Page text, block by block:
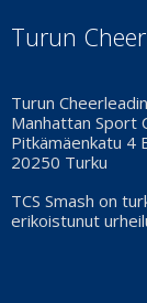
Turun
Turun
Manhattan Sport
Pitkämäenkatu 4
20250 Turku
TCS Smash on
erikoistunut